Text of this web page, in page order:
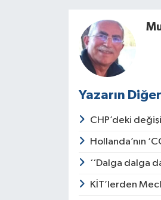
Yazarın Diğer
CHP’deki
Hollanda’nın
‘‘Dalga dalga
KİT’lerden